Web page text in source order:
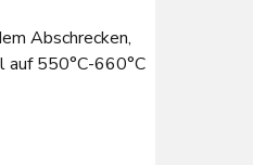
Abschrecken,
auf 550°С-660°С